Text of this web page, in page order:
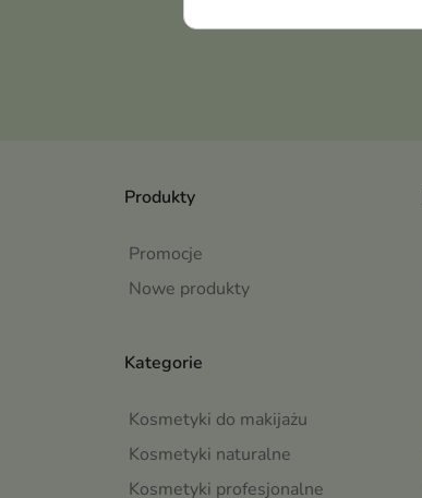
Produkty
Promocje
Nowe produkty
Kategorie
Kosmetyki do makijażu
Kosmetyki naturalne
Kosmetyki profesjonalne